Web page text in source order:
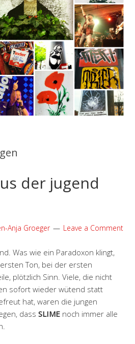
der jugend
Anja Groeger Leave a Comment
Was wie ein Paradoxon klingt,
Ton, bei der ersten
plötzlich Sinn. Viele, die nicht
sofort wieder wütend statt
hat, waren die jungen
dass SLIME noch immer alle